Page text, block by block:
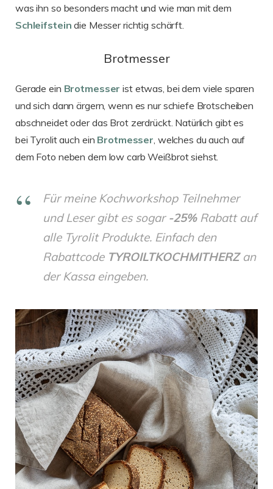
was ihn so besonders macht und wie man mit dem
Schleifstein die Messer richtig schärft.
Brotmesser
Gerade ein Brotmesser ist etwas, bei dem viele sparen
und sich dann ärgern, wenn es nur schiefe Brotscheiben
abschneidet oder das Brot zerdrückt. Natürlich gibt es
bei Tyrolit auch ein Brotmesser, welches du auch auf
dem Foto neben dem low carb Weißbrot siehst.
Für meine Kochworkshop Teilnehmer
und Leser gibt es sogar -25%Rabatt auf
alle Tyrolit Produkte. Einfach den
Rabattcode TYROILTKOCHMITHERZan
der Kassa eingeben.